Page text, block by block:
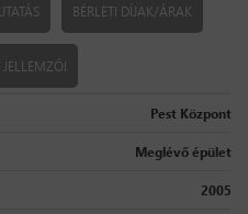
BÉRLETI DÍJAK/ÁRAK
Pest Központ
Meglévő épület
2005